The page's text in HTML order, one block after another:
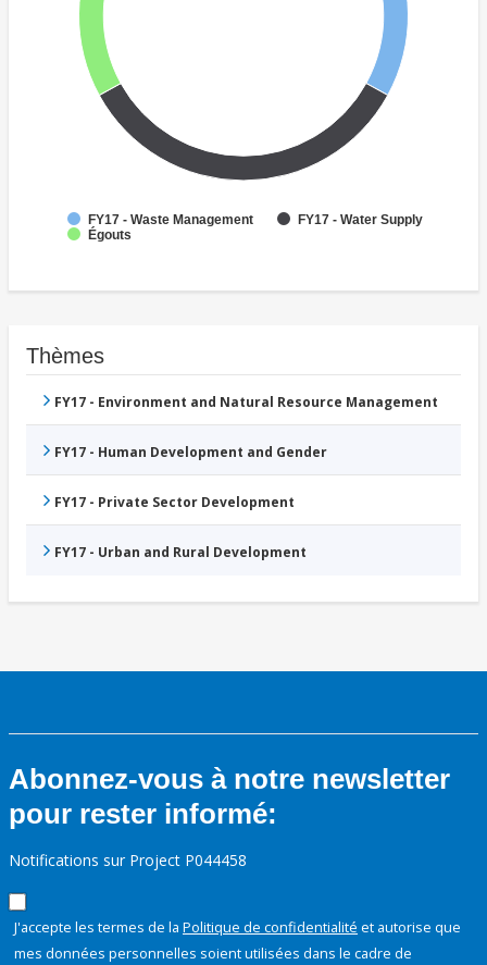
FY17 - Waste Management FY17 - Water Supply
Égouts
Thèmes
FY17 - Environment and Natural Resource Management
FY17 - Human Development and Gender
FY17 - Private Sector Development
FY17 - Urban and Rural Development
Abonnez-vous à notre newsletter
pour rester informé:
Notifications sur Project P044458
J'accepte les termes de la Politique de confidentialité et autorise que
mes données personnelles soient utilisées dans le cadre de